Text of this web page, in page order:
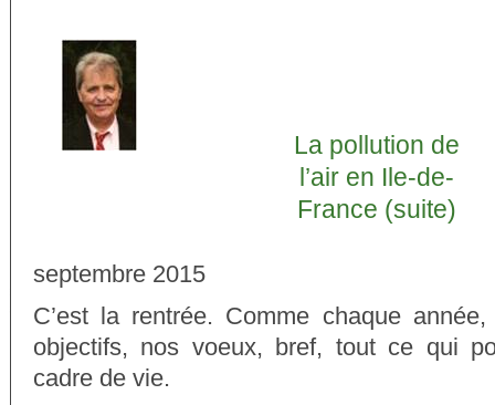
La pollution de
l’air en Ile-de-
France (suite)
septembre 2015
C’est la rentrée. Comme chaque
objectifs, nos voeux, bref, tout ce qui
cadre de vie.